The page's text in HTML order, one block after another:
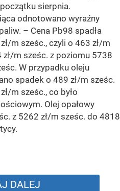
sierpnia.
odnotowano wyraźny
– Cena Pb98 spadła
m sześc., czyli o 463 zł/m
m sześc. z poziomu 5738
W przypadku oleju
spadek o 489 zł/m sześc.
m sześc., co było
Olej opałowy
z 5262 zł/m sześc. do 4818
DALEJ